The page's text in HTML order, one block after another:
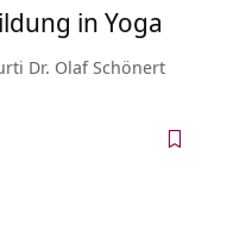
in Yoga
Dr. Olaf Schönert